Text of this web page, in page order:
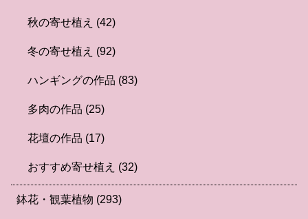
秋の寄せ植え (42)
冬の寄せ植え (92)
ハンギングの作品 (83)
多肉の作品 (25)
花壇の作品 (17)
おすすめ寄せ植え (32)
鉢花・観葉植物 (293)